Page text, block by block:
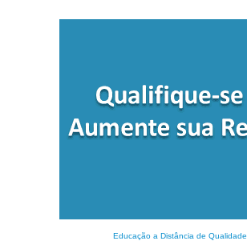
Educação a Distância de Qualidade